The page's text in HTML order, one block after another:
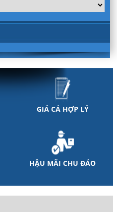
GIÁ CẢ HỢP LÝ
HẬU MÃI CHU ĐÁO